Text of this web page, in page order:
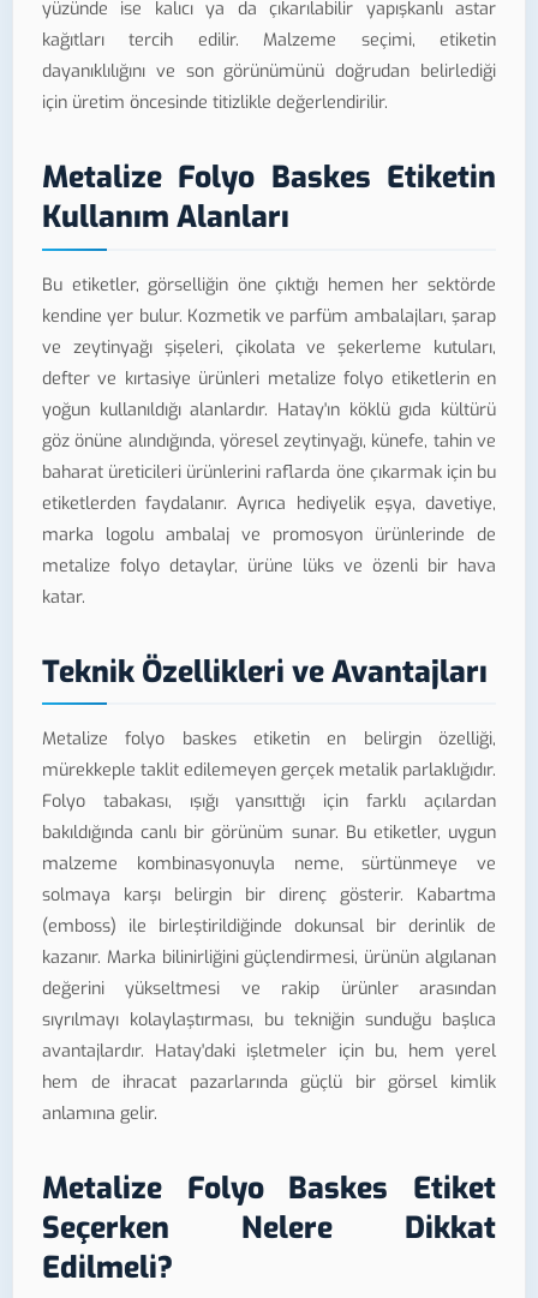
yüzünde ise kalıcı ya da çıkarılabilir yapışkanlı astar
kağıtları tercih edilir. Malzeme seçimi, etiketin
dayanıklılığını ve son görünümünü doğrudan belirlediği
için üretim öncesinde titizlikle değerlendirilir.
Metalize Folyo Baskes Etiketin
Kullanım Alanları
Bu etiketler, görselliğin öne çıktığı hemen her sektörde
kendine yer bulur. Kozmetik ve parfüm ambalajları, şarap
ve zeytinyağı şişeleri, çikolata ve şekerleme kutuları,
defter ve kırtasiye ürünleri metalize folyo etiketlerin en
yoğun kullanıldığı alanlardır. Hatay'ın köklü gıda kültürü
göz önüne alındığında, yöresel zeytinyağı, künefe, tahin ve
baharat üreticileri ürünlerini raflarda öne çıkarmak için bu
etiketlerden faydalanır. Ayrıca hediyelik eşya, davetiye,
marka logolu ambalaj ve promosyon ürünlerinde de
metalize folyo detaylar, ürüne lüks ve özenli bir hava
katar.
Teknik Özellikleri ve Avantajları
Metalize folyo baskes etiketin en belirgin özelliği,
mürekkeple taklit edilemeyen gerçek metalik parlaklığıdır.
Folyo tabakası, ışığı yansıttığı için farklı açılardan
bakıldığında canlı bir görünüm sunar. Bu etiketler, uygun
malzeme kombinasyonuyla neme, sürtünmeye ve
solmaya karşı belirgin bir direnç gösterir. Kabartma
(emboss) ile birleştirildiğinde dokunsal bir derinlik de
kazanır. Marka bilinirliğini güçlendirmesi, ürünün algılanan
değerini yükseltmesi ve rakip ürünler arasından
sıyrılmayı kolaylaştırması, bu tekniğin sunduğu başlıca
avantajlardır. Hatay'daki işletmeler için bu, hem yerel
hem de ihracat pazarlarında güçlü bir görsel kimlik
anlamına gelir.
Metalize Folyo Baskes Etiket
Seçerken Nelere Dikkat
Edilmeli?